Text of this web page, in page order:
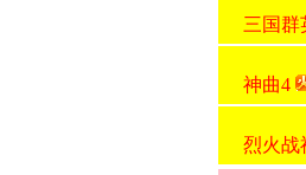
三国群
神曲4
烈火战